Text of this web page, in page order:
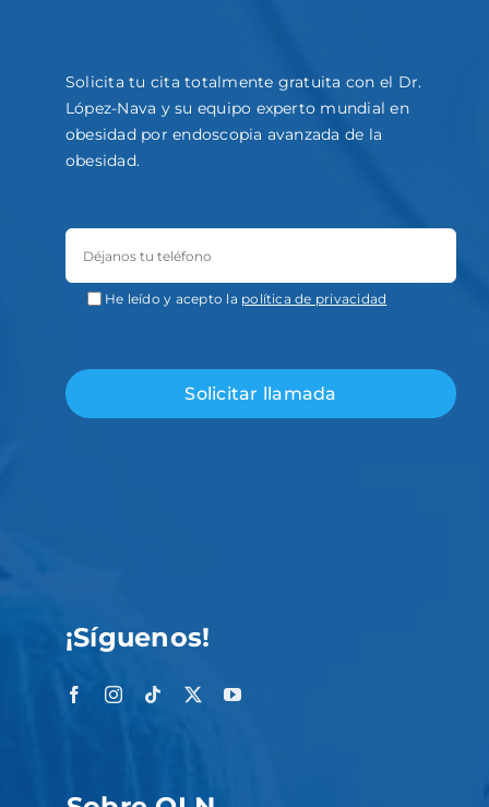
Solicita tu cita totalmente gratuita con el Dr.
López-Nava y su equipo experto mundial en
obesidad por endoscopia avanzada de la
obesidad.
He leído y acepto la política de privacidad
¡Síguenos!